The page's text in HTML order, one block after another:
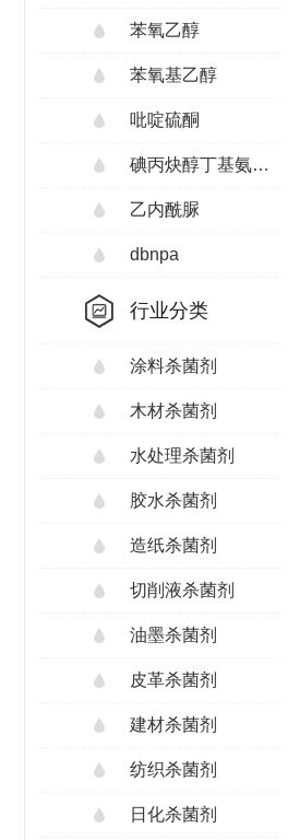
苯氧乙醇
苯氧基乙醇
吡啶硫酮
碘丙炔醇丁基氨甲酸酯
乙内酰脲
dbnpa
行业分类
涂料杀菌剂
木材杀菌剂
水处理杀菌剂
胶水杀菌剂
造纸杀菌剂
切削液杀菌剂
油墨杀菌剂
皮革杀菌剂
建材杀菌剂
纺织杀菌剂
日化杀菌剂